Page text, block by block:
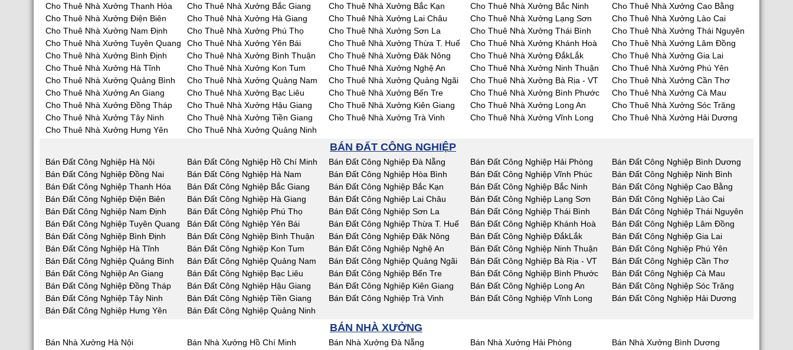
Cho Thuê Nhà Xưởng Thanh Hóa
Cho Thuê Nhà Xưởng Bắc Giang Cho Thuê Nhà Xưởng Bắc Kạn Cho Thuê Nhà Xưởng Bắc Ninh
Cho Thuê Nhà Xưởng Cao Bằng
Cho Thuê Nhà Xưởng Điện Biên
Cho Thuê Nhà Xưởng Hà Giang Cho Thuê Nhà Xưởng Lai Châu Cho Thuê Nhà Xưởng Lạng Sơn
Cho Thuê Nhà Xưởng Lào Cai
Cho Thuê Nhà Xưởng Nam Định
Cho Thuê Nhà Xưởng Phú Thọ Cho Thuê Nhà Xưởng Sơn La Cho Thuê Nhà Xưởng Thái Bình
Cho Thuê Nhà Xưởng Thái Nguyên
Cho Thuê Nhà Xưởng Tuyên Quang
Cho Thuê Nhà Xưởng Yên Bái Cho Thuê Nhà Xưởng Thừa T. Huế Cho Thuê Nhà Xưởng Khánh Hoà
Cho Thuê Nhà Xưởng Lâm Đồng
Cho Thuê Nhà Xưởng Bình Định
Cho Thuê Nhà Xưởng Bình Thuận Cho Thuê Nhà Xưởng Đăk Nông Cho Thuê Nhà Xưởng ĐắkLắk
Cho Thuê Nhà Xưởng Gia Lai
Cho Thuê Nhà Xưởng Hà Tĩnh
Cho Thuê Nhà Xưởng Kon Tum Cho Thuê Nhà Xưởng Nghệ An Cho Thuê Nhà Xưởng Ninh Thuận
Cho Thuê Nhà Xưởng Phú Yên
Cho Thuê Nhà Xưởng Quảng Bình
Cho Thuê Nhà Xưởng Quảng Nam Cho Thuê Nhà Xưởng Quảng Ngãi Cho Thuê Nhà Xưởng Bà Rịa - VT
Cho Thuê Nhà Xưởng Cần Thơ
Cho Thuê Nhà Xưởng An Giang
Cho Thuê Nhà Xưởng Bạc Liêu Cho Thuê Nhà Xưởng Bến Tre Cho Thuê Nhà Xưởng Bình Phước
Cho Thuê Nhà Xưởng Cà Mau
Cho Thuê Nhà Xưởng Đồng Tháp
Cho Thuê Nhà Xưởng Hậu Giang Cho Thuê Nhà Xưởng Kiên Giang Cho Thuê Nhà Xưởng Long An
Cho Thuê Nhà Xưởng Sóc Trăng
Cho Thuê Nhà Xưởng Tây Ninh
Cho Thuê Nhà Xưởng Tiền Giang Cho Thuê Nhà Xưởng Trà Vinh Cho Thuê Nhà Xưởng Vĩnh Long
Cho Thuê Nhà Xưởng Hải Dương
Cho Thuê Nhà Xưởng Hưng Yên
Cho Thuê Nhà Xưởng Quảng Ninh
BÁN ĐẤT CÔNG NGHIỆP
Bán Đất Công Nghiệp Hà Nội Bán Đất Công Nghiệp Hồ Chí Minh Bán Đất Công Nghiệp Đà Nẵng Bán Đất Công Nghiệp Hải Phòng
Bán Đất Công Nghiệp Bình Dương
Bán Đất Công Nghiệp Đồng Nai
Bán Đất Công Nghiệp Hà Nam Bán Đất Công Nghiệp Hòa Bình Bán Đất Công Nghiệp Vĩnh Phúc
Bán Đất Công Nghiệp Ninh Bình
Bán Đất Công Nghiệp Thanh Hóa
Bán Đất Công Nghiệp Bắc Giang Bán Đất Công Nghiệp Bắc Kạn Bán Đất Công Nghiệp Bắc Ninh
Bán Đất Công Nghiệp Cao Bằng
Bán Đất Công Nghiệp Điện Biên
Bán Đất Công Nghiệp Hà Giang Bán Đất Công Nghiệp Lai Châu Bán Đất Công Nghiệp Lạng Sơn
Bán Đất Công Nghiệp Lào Cai
Bán Đất Công Nghiệp Nam Định
Bán Đất Công Nghiệp Phú Thọ Bán Đất Công Nghiệp Sơn La Bán Đất Công Nghiệp Thái Bình
Bán Đất Công Nghiệp Thái Nguyên
Bán Đất Công Nghiệp Tuyên Quang
Bán Đất Công Nghiệp Yên Bái Bán Đất Công Nghiệp Thừa T. Huế Bán Đất Công Nghiệp Khánh Hoà
Bán Đất Công Nghiệp Lâm Đồng
Bán Đất Công Nghiệp Bình Định
Bán Đất Công Nghiệp Bình Thuận Bán Đất Công Nghiệp Đăk Nông Bán Đất Công Nghiệp ĐắkLắk
Bán Đất Công Nghiệp Gia Lai
Bán Đất Công Nghiệp Hà Tĩnh
Bán Đất Công Nghiệp Kon Tum Bán Đất Công Nghiệp Nghệ An Bán Đất Công Nghiệp Ninh Thuận
Bán Đất Công Nghiệp Phú Yên
Bán Đất Công Nghiệp Quảng Bình
Bán Đất Công Nghiệp Quảng Nam Bán Đất Công Nghiệp Quảng Ngãi Bán Đất Công Nghiệp Bà Rịa - VT
Bán Đất Công Nghiệp Cần Thơ
Bán Đất Công Nghiệp An Giang
Bán Đất Công Nghiệp Bạc Liêu Bán Đất Công Nghiệp Bến Tre Bán Đất Công Nghiệp Bình Phước
Bán Đất Công Nghiệp Cà Mau
Bán Đất Công Nghiệp Đồng Tháp
Bán Đất Công Nghiệp Hậu Giang Bán Đất Công Nghiệp Kiên Giang Bán Đất Công Nghiệp Long An
Bán Đất Công Nghiệp Sóc Trăng
Bán Đất Công Nghiệp Tây Ninh
Bán Đất Công Nghiệp Tiền Giang Bán Đất Công Nghiệp Trà Vinh Bán Đất Công Nghiệp Vĩnh Long
Bán Đất Công Nghiệp Hải Dương
Bán Đất Công Nghiệp Hưng Yên
Bán Đất Công Nghiệp Quảng Ninh
BÁN NHÀ XƯỞNG
Bán Nhà Xưởng Hà Nội Bán Nhà Xưởng Hồ Chí Minh Bán Nhà Xưởng Đà Nẵng Bán Nhà Xưởng Hải Phòng Bán Nhà Xưởng Bình Dương